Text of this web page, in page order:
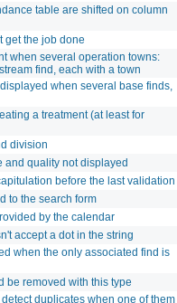
table are shifted on column
get the job done
when several operation towns:
find, each with a town
when several base finds,
a treatment (at least for
division
and quality not displayed
before the last validation
to the search form
by the calendar
accept a dot in the string
when the only associated find is
be removed with this type
duplicates when one of them